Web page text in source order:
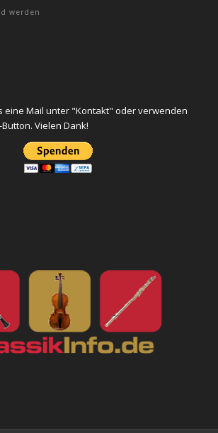
werden
eine Mail unter "Kontakt" oder verwenden
Vielen Dank!